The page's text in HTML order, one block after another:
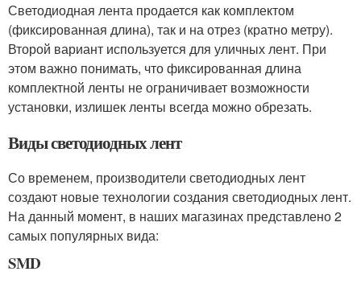
Светодиодная лента продается как комплектом
(фиксированная длина), так и на отрез (кратно метру).
Второй вариант используется для уличных лент. При
этом важно понимать, что фиксированная длина
комплектной ленты не ограничивает возможности
установки, излишек ленты всегда можно обрезать.
Виды светодиодных лент
Со временем, производители светодиодных лент
создают новые технологии создания светодиодных лент.
На данный момент, в наших магазинах представлено 2
самых популярных вида:
SMD